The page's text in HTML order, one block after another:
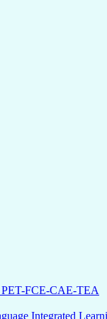
FCE-CAE-TEA
Integrated